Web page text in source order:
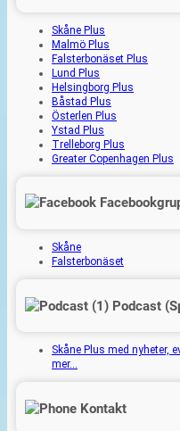
Skåne Plus
Malmö Plus
Falsterbonäset Plus
Lund Plus
Helsingborg Plus
Båstad Plus
Österlen Plus
Ystad Plus
Trelleborg Plus
Greater Copenhagen Plus
Skåne
Falsterbonäset
Podcast
Skåne Plus med nyheter,
mer…
Kontakt